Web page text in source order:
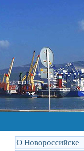
О Новороссийске